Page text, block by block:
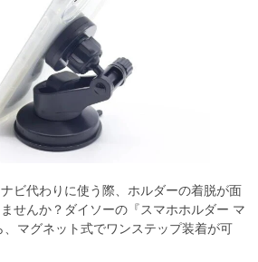
ビ代わりに使う際、ホルダーの着脱が面
せんか？ダイソーの『スマホホルダー マ
マグネット式でワンステップ装着が可